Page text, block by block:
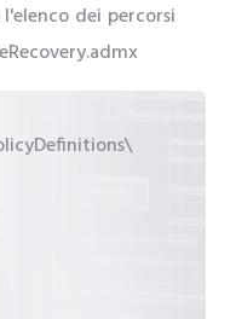
dei percorsi